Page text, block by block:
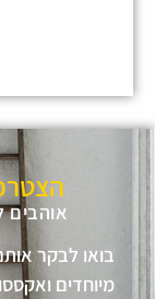
בואו לבקר
מיוחדים